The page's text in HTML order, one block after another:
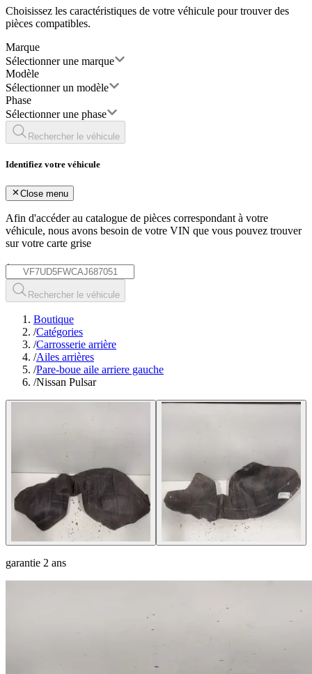
Choisissez les caractéristiques de votre véhicule pour trouver des
pièces compatibles.
Marque
Sélectionner une marque
Modèle
Sélectionner un modèle
Phase
Sélectionner une phase
Rechercher le véhicule
Identifiez votre véhicule
Close menu
Afin d'accéder au catalogue de pièces correspondant à votre
véhicule, nous avons besoin de votre VIN que vous pouvez trouver
sur votre carte grise
*
Rechercher le véhicule
Boutique
/Catégories
/Carrosserie arrière
/Ailes arrières
/Pare-boue aile arriere gauche
/Nissan Pulsar
garantie 2 ans